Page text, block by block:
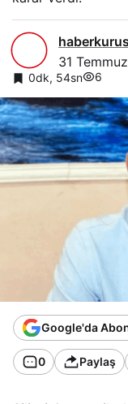
31
0dk, 54sn 6
Google'da
0 Paylaş